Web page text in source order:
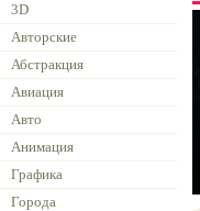
3D
Авторские
Абстракция
Авиация
Авто
Анимация
Графика
Города